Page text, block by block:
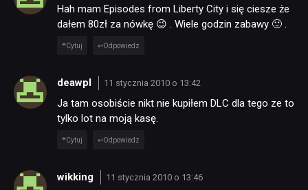
Hah mam Episodes from Liberty City i się ciesze że
dałem 80zł za nówkę 😉 . Wiele godzin zabawy 🙂 .
Cytuj Odpowiedz
deawpl 11 stycznia 2010 o 13:42
Ja tam osobiście nikt nie kupiłem DLC dla tego ze to
tylko lot na moją kasę.
Cytuj Odpowiedz
wikking 11 stycznia 2010 o 13:46